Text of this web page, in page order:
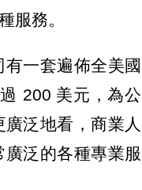
服務。
一套遍佈全美國
200 美元，為公
泛地看，商業人
泛的各種專業服